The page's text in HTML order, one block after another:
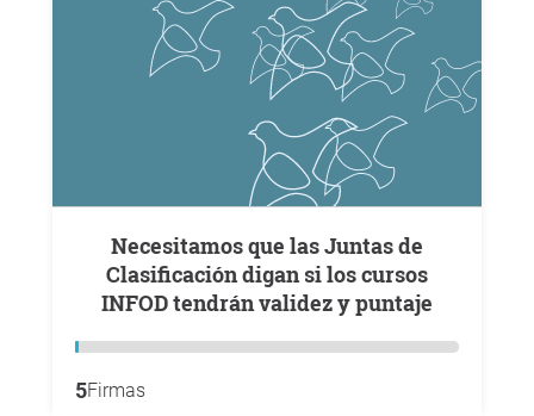
Necesitamos que las Juntas de
Clasificación digan si los cursos
INFOD tendrán validez y puntaje
5Firmas